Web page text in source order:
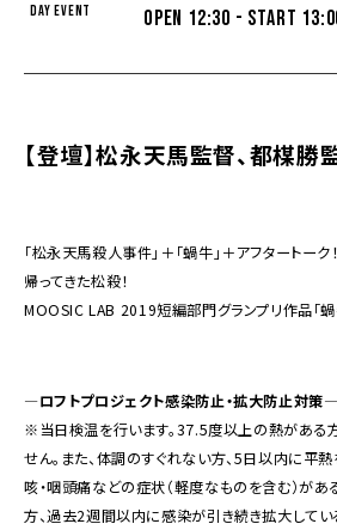
DAY EVENT
OPEN 12:30 - START
【登壇】松永天馬監督、都楳勝
「松永天馬殺人事件」＋「蝸牛」＋アフタートーク！
帰ってきた松殺！
MOOSIC LAB 2019短編部門グランプリ作品「蝸
―ロフトプロジェクト感染防止・拡大防止対策―
※当日検温を行います。37.5度以上の熱がある
せん。また、体調のすぐれない方、5日以内に平
咳・咽頭痛などの症状（軽度なものを含む）があ
方、過去2週間以内に感染が引き続き拡大して